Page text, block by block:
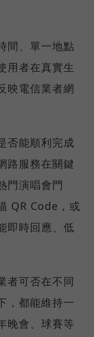
間、單一地點
用者在真實生
映電信業者網
否能順利完成
路服務在關鍵
門演唱會門
QR Code，或
即時回應、低
者可否在不同
，都能維持一
晚會、球賽等